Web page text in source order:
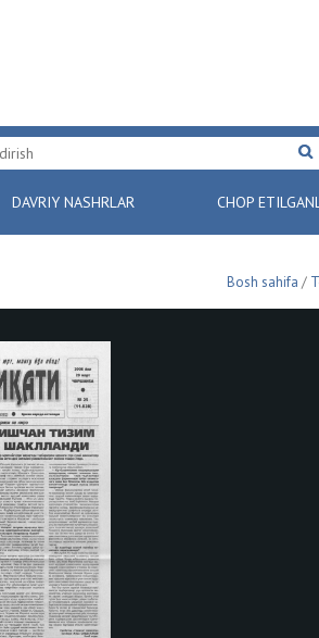
DAVRIY NASHRLAR CHOP
Bosh sahifa /